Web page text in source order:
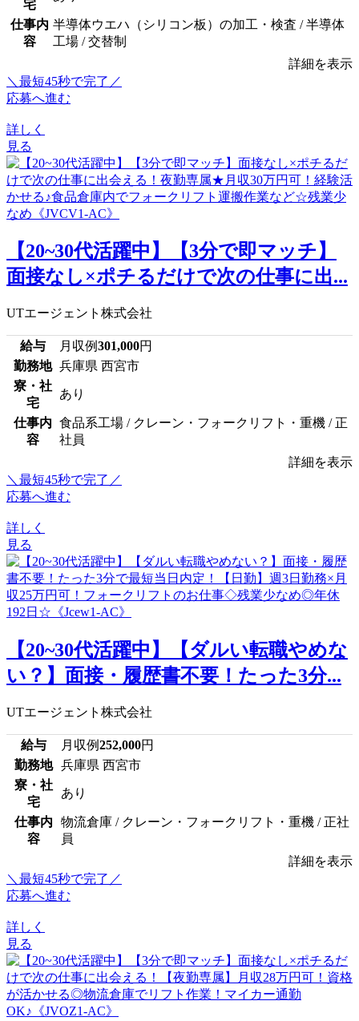
宅
仕事内
容
半導体ウエハ（シリコン板）の加工・検査 / 半導体
工場 / 交替制
詳細を表示
＼最短45秒で完了／
応募へ進む
詳しく
見る
【20~30代活躍中】【3分で即マッチ】
面接なし×ポチるだけで次の仕事に出...
UTエージェント株式会社
給与 月収例301,000円
勤務地 兵庫県 西宮市
寮・社
宅
あり
仕事内
容
食品系工場 / クレーン・フォークリフト・重機 / 正
社員
詳細を表示
＼最短45秒で完了／
応募へ進む
詳しく
見る
【20~30代活躍中】【ダルい転職やめな
い？】面接・履歴書不要！たった3分...
UTエージェント株式会社
給与 月収例252,000円
勤務地
兵庫県 西宮市
寮・社
宅
あり
仕事内
容
物流倉庫 / クレーン・フォークリフト・重機 / 正社
員
詳細を表示
＼最短45秒で完了／
応募へ進む
詳しく
見る